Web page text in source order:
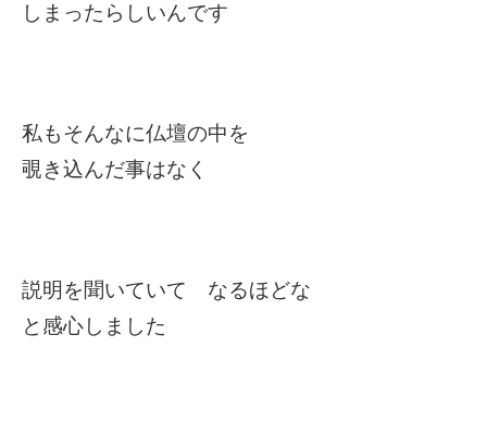
しまったらしいんです
私もそんなに仏壇の中を
覗き込んだ事はなく
説明を聞いていて なるほどな
と感心しました